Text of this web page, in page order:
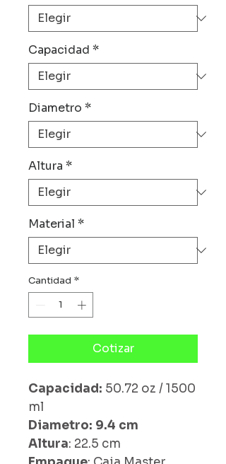
Capacidad *
Diametro *
Altura *
Material *
Cantidad *
Cotizar
Capacidad: 50.72 oz / 1500
ml
Diametro: 9.4 cm
Altura: 22.5 cm